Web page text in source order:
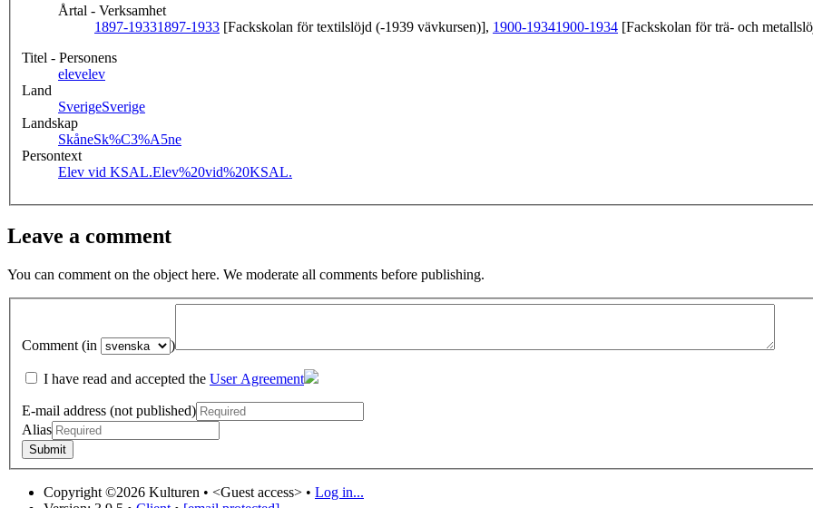
Årtal - Verksamhet
1897-19331897-1933 [Fackskolan för textilslöjd (-1939 vävkursen)], 1900-19341900-1934 [Fackskolan för trä- och
Titel - Personens
elevelev
Land
SverigeSverige
Landskap
SkåneSk%C3%A5ne
Persontext
Elev vid KSAL.Elev%20vid%20KSAL.
Leave a comment
You can comment on the object here. We moderate all comments before publishing.
Comment (in )
I have read and accepted the User Agreement
E-mail address (not published)
Alias
Copyright ©2026 Kulturen • <Guest access> • Log in...